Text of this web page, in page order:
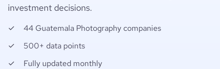
investment decisions.
44 Guatemala Photography companies
500+ data points
Fully updated monthly